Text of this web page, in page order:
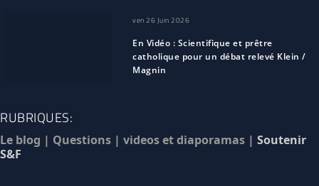
ven 26 Juin 2026
En Vidéo : Scientifique et prêtre
catholique pour un débat relevé Klein /
Magnin
RUBRIQUES:
Le blog | Questions | videos et diaporamas | Soutenir
S&F